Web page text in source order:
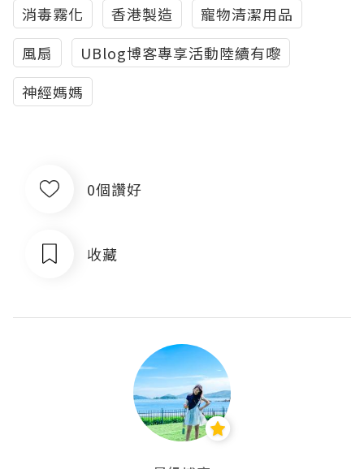
消毒霧化
香港製造
寵物清潔用品
風扇
UBlog博客專享活動陸續有嚟
神經媽媽
0個讚好
收藏